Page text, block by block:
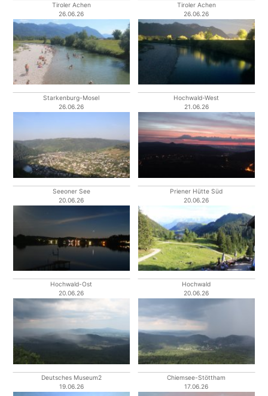
Tiroler Achen
26.06.26
Tiroler Achen
26.06.26
Starkenburg-Mosel
26.06.26
Hochwald-West
21.06.26
Seeoner See
20.06.26
Priener Hütte Süd
20.06.26
Hochwald-Ost
20.06.26
Hochwald
20.06.26
Deutsches Museum2
19.06.26
Chiemsee-Stöttham
17.06.26